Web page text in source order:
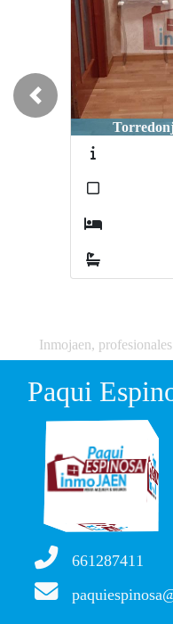
Previous
Inmojaen,
Paqui
661287411